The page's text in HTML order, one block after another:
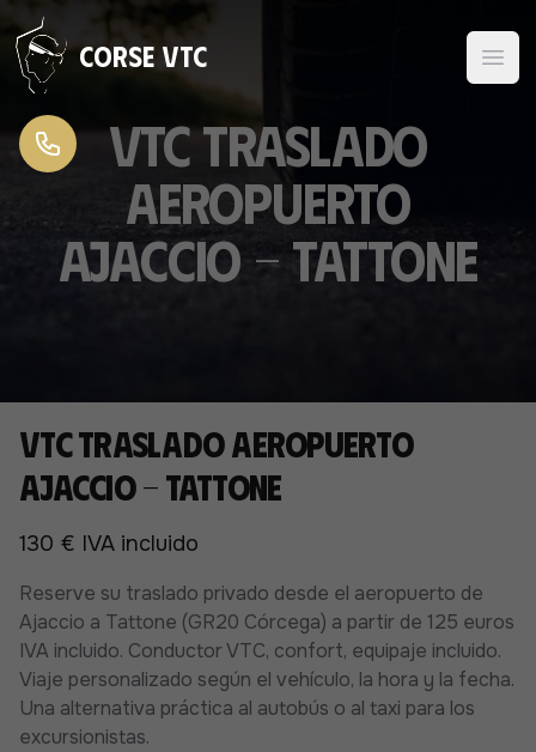
Ir al contenido
Corse VTC
VTC traslado
aeropuerto
Ajaccio - Tattone
VTC traslado aeropuerto
Ajaccio - Tattone
130 € IVA incluido
Reserve su traslado privado desde el aeropuerto de
Ajaccio a Tattone (GR20 Córcega) a partir de 125 euros
IVA incluido. Conductor VTC, confort, equipaje incluido.
Viaje personalizado según el vehículo, la hora y la fecha.
Una alternativa práctica al autobús o al taxi para los
excursionistas.